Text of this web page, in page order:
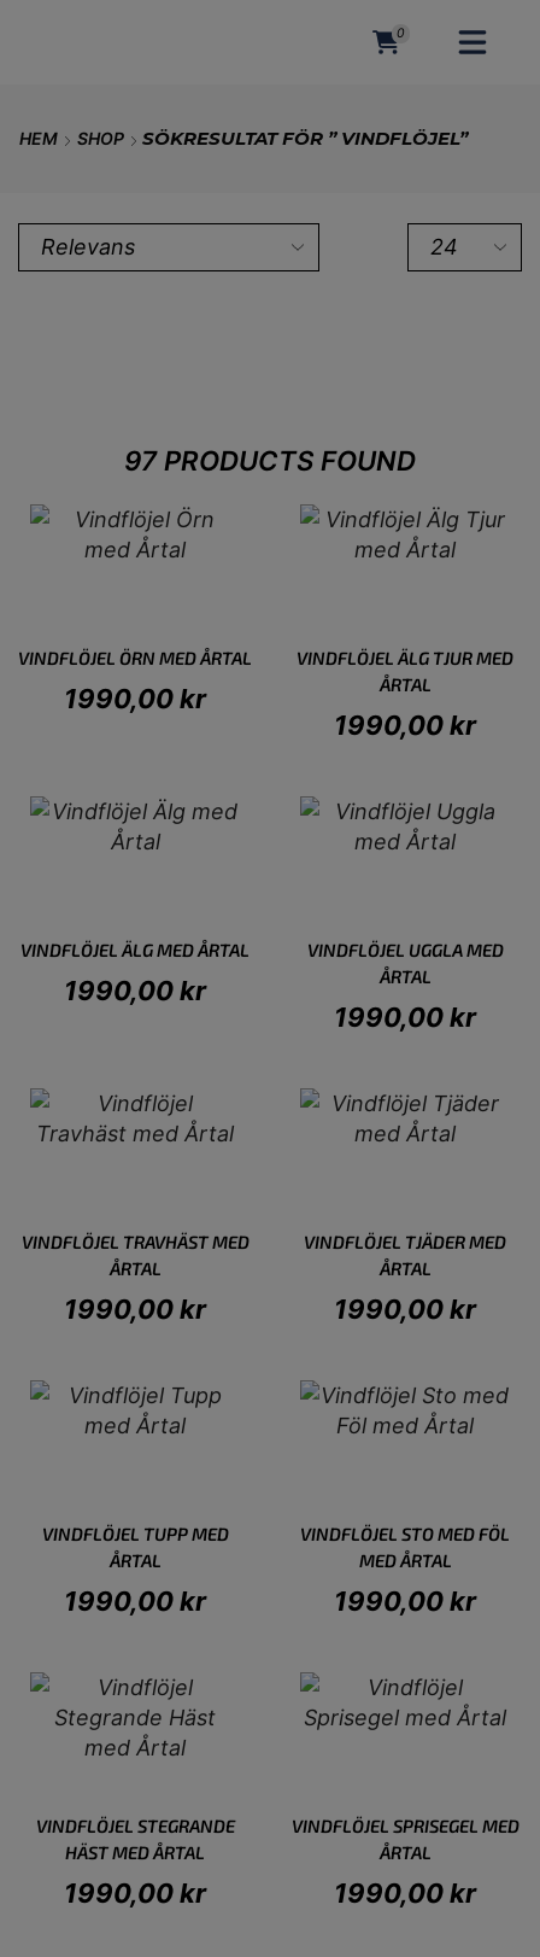
0
HEM SHOP SÖKRESULTAT FÖR ” VINDFLÖJEL”
97PRODUCTS FOUND
VINDFLÖJEL ÖRN MED ÅRTAL
1990,00kr
VINDFLÖJEL ÄLG TJUR MED
ÅRTAL
1990,00kr
VINDFLÖJEL ÄLG MED ÅRTAL
1990,00kr
VINDFLÖJEL UGGLA MED
ÅRTAL
1990,00kr
VINDFLÖJEL TRAVHÄST MED
ÅRTAL
1990,00kr
VINDFLÖJEL TJÄDER MED
ÅRTAL
1990,00kr
VINDFLÖJEL TUPP MED
ÅRTAL
1990,00kr
VINDFLÖJEL STO MED FÖL
MED ÅRTAL
1990,00kr
VINDFLÖJEL STEGRANDE
HÄST MED ÅRTAL
1990,00kr
VINDFLÖJEL SPRISEGEL MED
ÅRTAL
1990,00kr